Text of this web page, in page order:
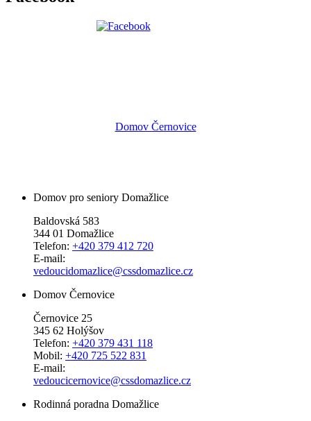
Domov Černovice
Domov pro seniory Domažlice
Baldovská 583
344 01 Domažlice
Telefon: +420 379 412 720
E-mail:
vedoucidomazlice@cssdomazlice.cz
Domov Černovice
Černovice 25
345 62 Holýšov
Telefon: +420 379 431 118
Mobil: +420 725 522 831
E-mail:
vedoucicernovice@cssdomazlice.cz
Rodinná poradna Domažlice